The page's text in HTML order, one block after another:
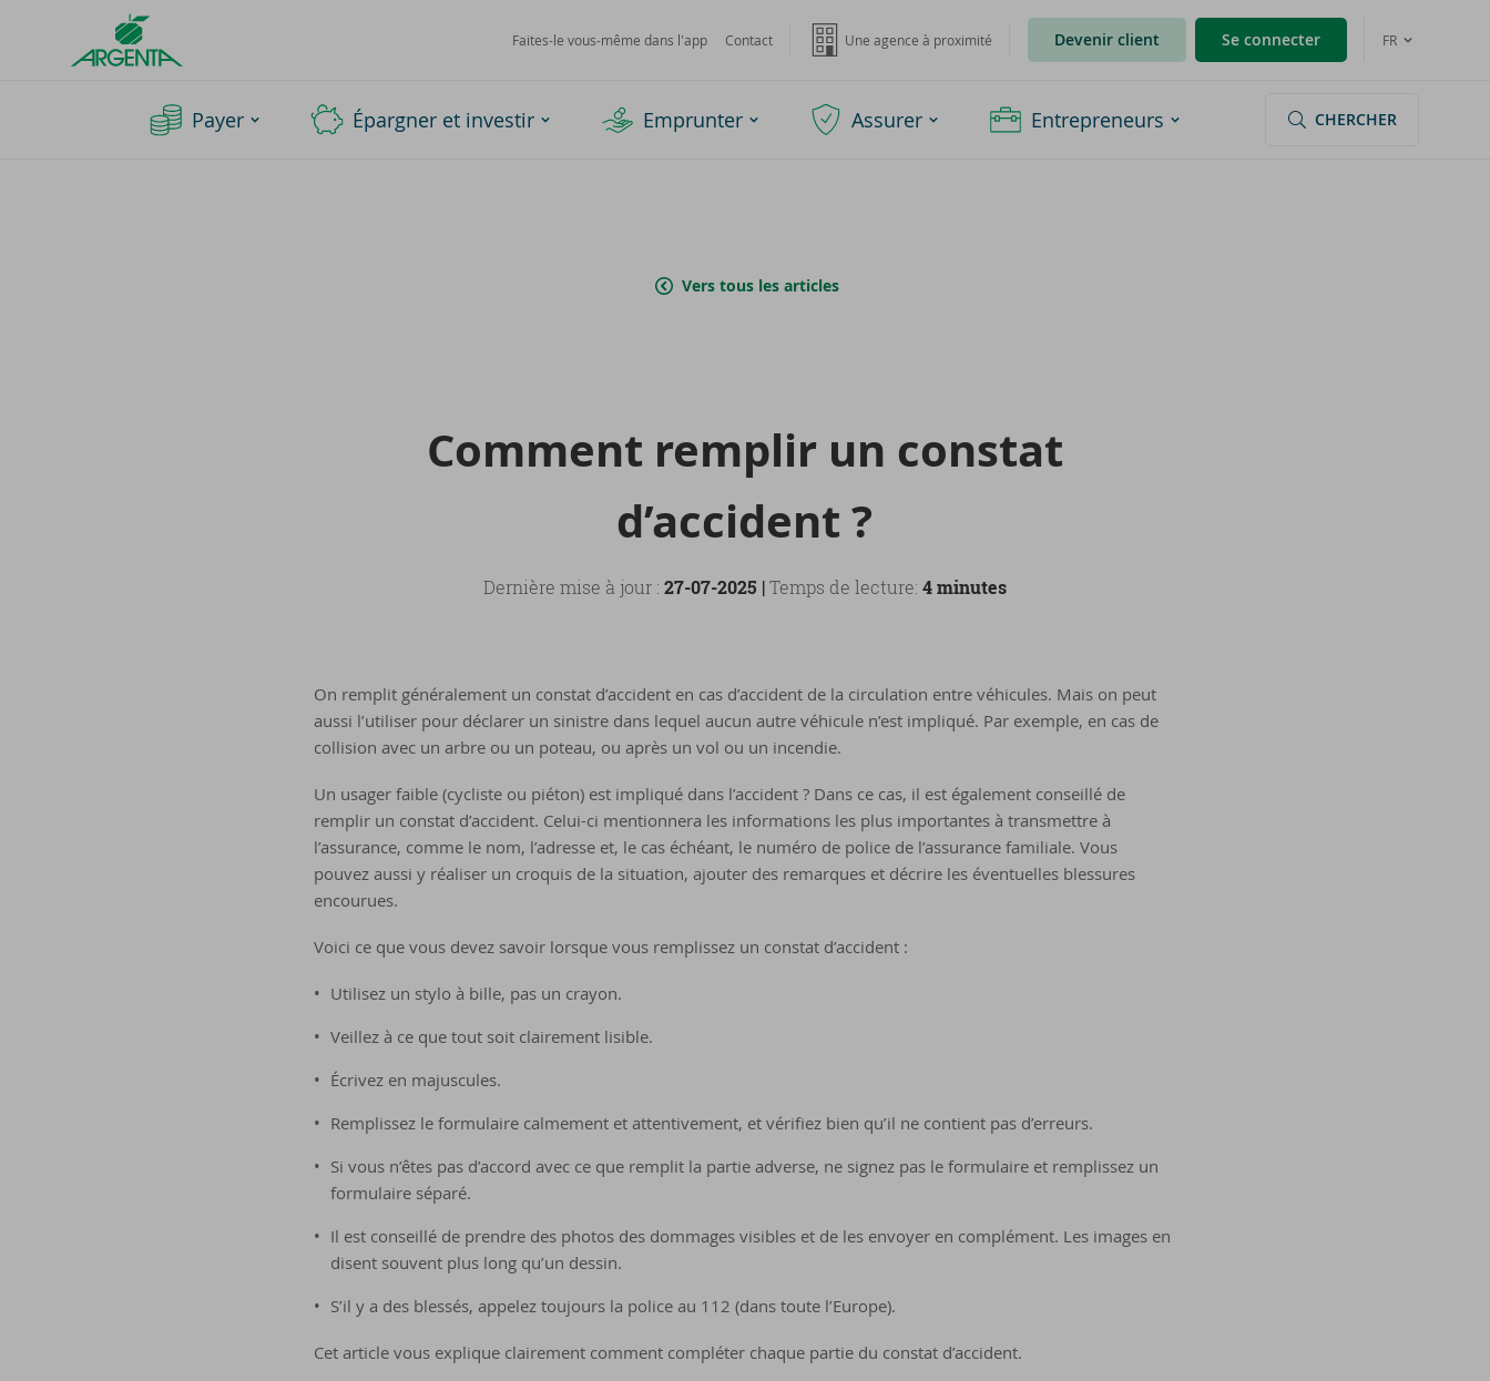
Argenta
Homepage
Faites-le vous-même dans l'app Contact Une agence à proximité Devenir client Se connecter FR
Payer Épargner et investir Emprunter Assurer Entrepreneurs CHERCHER
Vers tous les articles
Com­ment rem­plir un constat
d’ac­ci­dent ?
Dernière mise à jour : 27-07-2025 |Temps de lecture: 4 minutes
On remplit généralement un constat d’accident en cas d’accident de la circulation entre véhicules. Mais on peut
aussi l’utiliser pour déclarer un sinistre dans lequel aucun autre véhicule n’est impliqué. Par exemple, en cas de
collision avec un arbre ou un poteau, ou après un vol ou un incendie.
Un usager faible (cycliste ou piéton) est impliqué dans l’accident ? Dans ce cas, il est également conseillé de
remplir un constat d’accident. Celui-ci mentionnera les informations les plus importantes à transmettre à
l’assurance, comme le nom, l’adresse et, le cas échéant, le numéro de police de l’assurance familiale. Vous
pouvez aussi y réaliser un croquis de la situation, ajouter des remarques et décrire les éventuelles blessures
encourues.
Voici ce que vous devez savoir lorsque vous remplissez un constat d’accident :
Utilisez un stylo à bille, pas un crayon.
Veillez à ce que tout soit clairement lisible.
Écrivez en majuscules.
Remplissez le formulaire calmement et attentivement, et vérifiez bien qu’il ne contient pas d’erreurs.
Si vous n’êtes pas d’accord avec ce que remplit la partie adverse, ne signez pas le formulaire et remplissez un
formulaire séparé.
Il est conseillé de prendre des photos des dommages visibles et de les envoyer en complément. Les images en
disent souvent plus long qu’un dessin.
S’il y a des blessés, appelez toujours la police au 112 (dans toute l’Europe).
Cet article vous explique clairement comment compléter chaque partie du constat d’accident.